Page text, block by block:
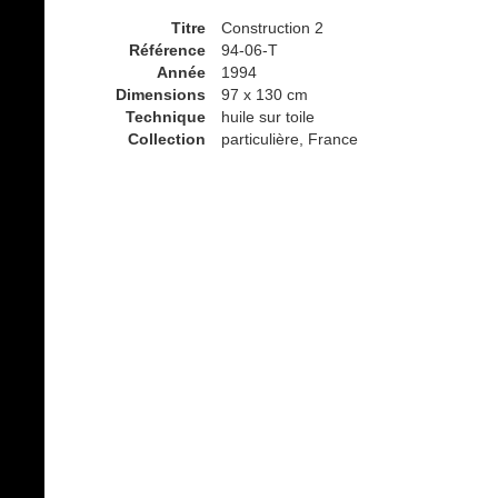
Titre
Construction 2
Référence
94-06-T
Année
1994
Dimensions
97 x 130 cm
Technique
huile sur toile
Collection
particulière, France